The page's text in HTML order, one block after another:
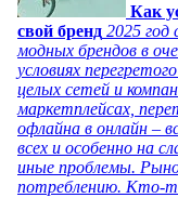
Как
свой бренд 2025 год
модных брендов в
условиях
целых сетей и
маркетплейсах,
офлайна в онлайн –
всех и особенно на
иные проблемы.
потреблению. Кто-